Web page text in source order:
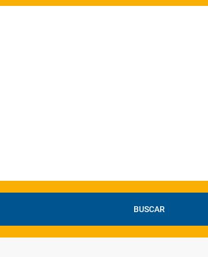
BUSCAR